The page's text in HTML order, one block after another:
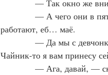
— Так окно же
— А чего они в
работают, еб… маё.
— Да мы с
Чайник-то я вам принесу
— Ага, давай, —